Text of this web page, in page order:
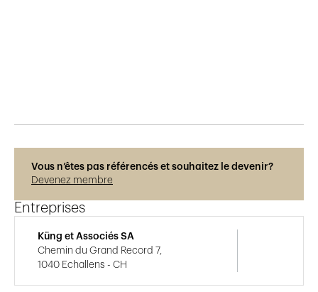
Vous n’êtes pas référencés et souhaitez le devenir?
Devenez membre
Entreprises
Küng et Associés SA
Chemin du Grand Record 7,
1040 Echallens - CH